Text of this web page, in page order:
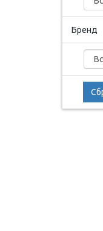
Бренд